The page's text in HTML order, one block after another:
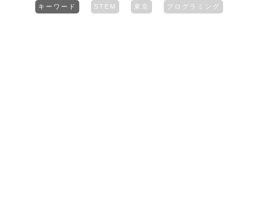
キーワード STEM 東京 プログラミング